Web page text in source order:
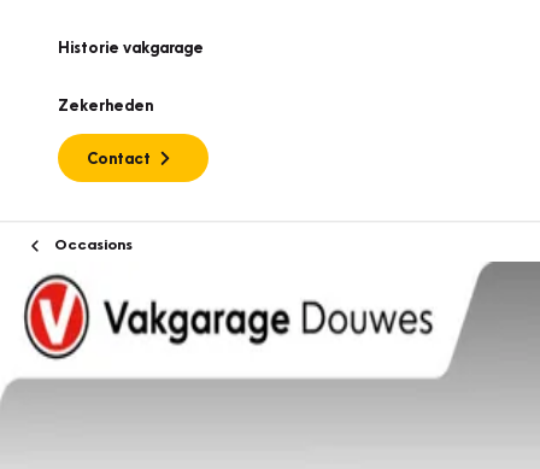
Historie vakgarage
Zekerheden
Contact
Occasions